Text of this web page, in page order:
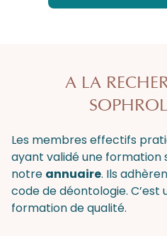
A LA
Les membres effectifs
ayant validé une formation
notre annuaire. Ils
code de déontologie. C’est
formation de qualité.